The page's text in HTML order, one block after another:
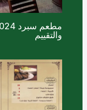
والتقييم